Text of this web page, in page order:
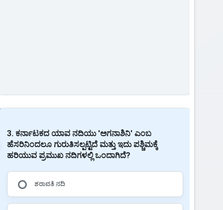
3. ಕರ್ನಾಟಕದ ಯಾವ ನದಿಯು 'ಅಗನಾಶಿನಿ' ಎಂಬ
ಹೆಸರಿನಿಂದಲೂ ಗುರುತಿಸಲ್ಪಟ್ಟಿದೆ ಮತ್ತು ಇದು ಪಶ್ಚಿಮಕ್ಕೆ
ಹರಿಯುವ ಪ್ರಮುಖ ನದಿಗಳಲ್ಲಿ ಒಂದಾಗಿದೆ?
ಶರಾವತಿ ನದಿ